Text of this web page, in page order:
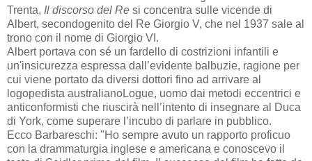
Trenta, Il discorso del Re si concentra sulle vicende di
Albert, secondogenito del Re Giorgio V, che nel 1937 sale al
trono con il nome di Giorgio VI .
Albert portava con sé un fardello di costrizioni infantili e
un'insicurezza espressa dall’evidente balbuzie, ragione per
cui viene portato da diversi dottori fino ad arrivare al
logopedista australianoLogue, uomo dai metodi eccentrici e
anticonformisti che riuscirà nell’intento di insegnare al Duca
di York, come superare l’incubo di parlare in pubblico.
Ecco Barbareschi: "Ho sempre avuto un rapporto proficuo
con la drammaturgia inglese e americana e conoscevo il